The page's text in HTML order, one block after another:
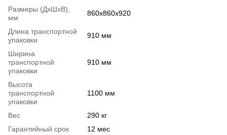
Размеры (ДxШxВ),
мм
860х860х920
Длина транспортной
упаковки
910 мм
Ширина
транспортной
упаковки
910 мм
Высота
транспортной
упаковки
1100 мм
Вес
290 кг
Гарантийный срок
12 мес